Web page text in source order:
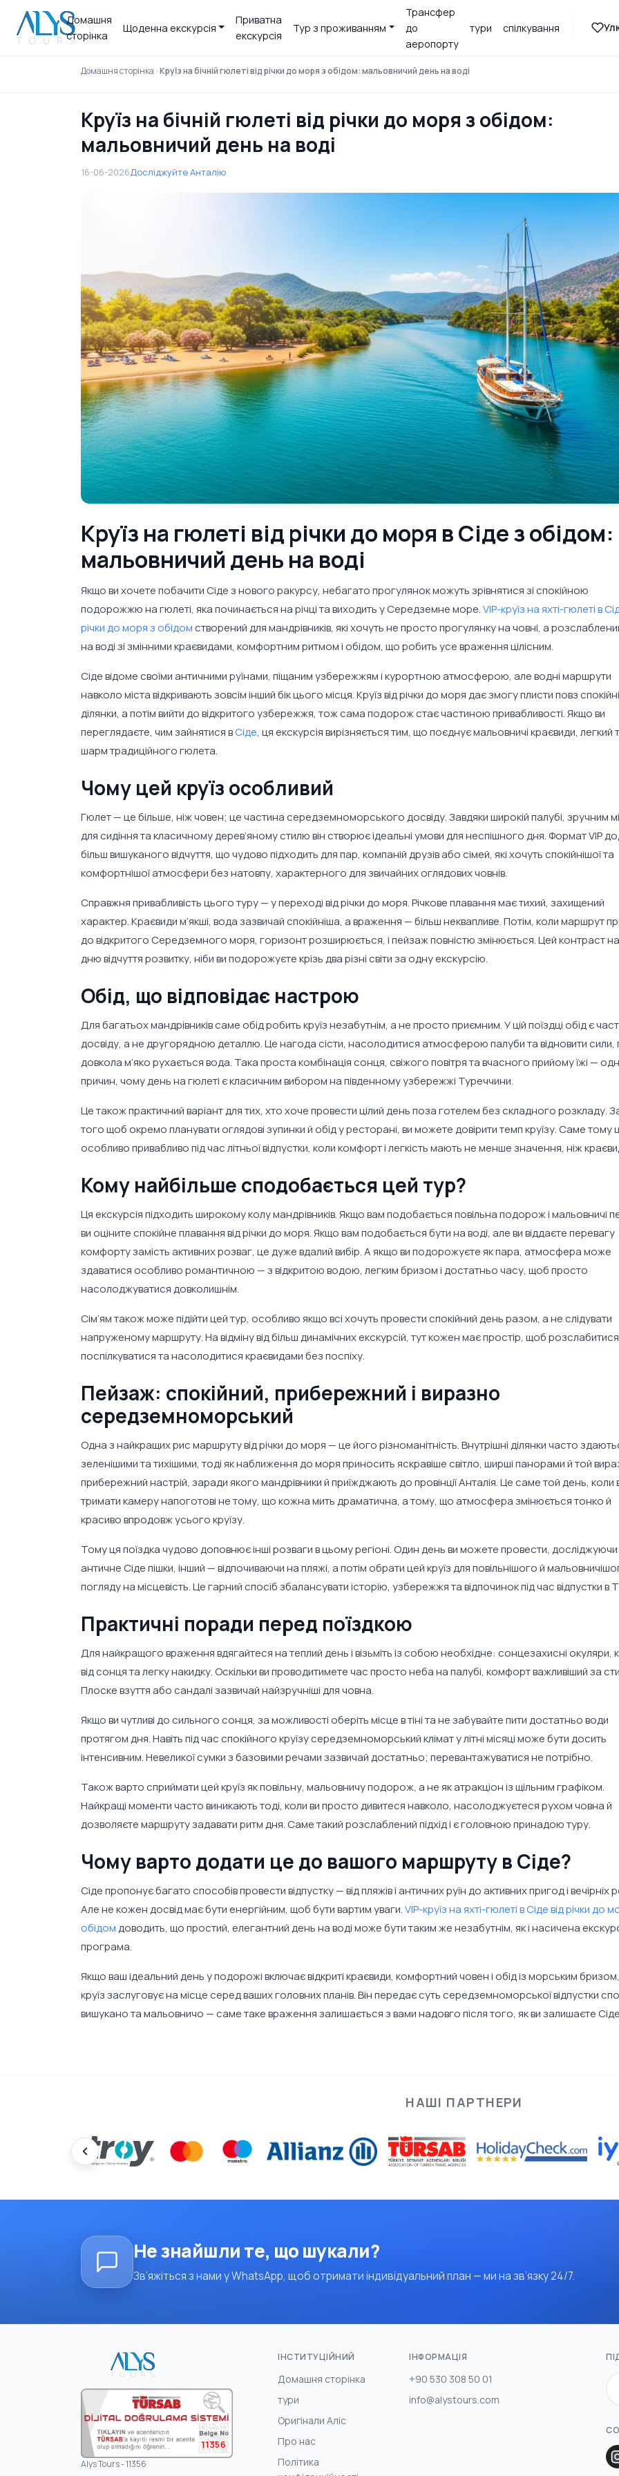
Домашня
сторінка
Щоденна екскурсія
Приватна
екскурсія
Тур з проживанням
Трансфер
до
аеропорту
тури спілкування
Домашня сторінка Круїз на бічній гюлеті від річки до моря з обідом: мальовничий день на воді
Круїз на бічній гюлеті від річки до моря з обідом:
мальовничий день на воді
16-06-2026Досліджуйте Анталію
Круїз на гюлеті від річки до моря в Сіде з обідом:
мальовничий день на воді
Якщо ви хочете побачити Сіде з нового ракурсу, небагато прогулянок можуть зрівнятися зі спокійною
подорожжю на гюлеті, яка починається на річці та виходить у Середземне море.VIP-круїз на яхті-гюлеті в
річки до моря з обідомстворений для мандрівників, які хочуть не просто прогулянку на човні, а
на воді зі змінними краєвидами, комфортним ритмом і обідом, що робить усе враження цілісним.
Сіде відоме своїми античними руїнами, піщаним узбережжям і курортною атмосферою, але водні маршрути
навколо міста відкривають зовсім інший бік цього місця. Круїз від річки до моря дає змогу плисти повз спокійні
ділянки, а потім вийти до відкритого узбережжя, тож сама подорож стає частиною привабливості. Якщо ви
переглядаєте, чим зайнятися вСіде, ця екскурсія вирізняється тим, що поєднує мальовничі краєвиди, легкий
шарм традиційного гюлета.
Чому цей круїз особливий
Гюлет — це більше, ніж човен; це частина середземноморського досвіду. Завдяки широкій палубі, зручним
для сидіння та класичному дерев’яному стилю він створює ідеальні умови для неспішного дня. Формат VIP
більш вишуканого відчуття, що чудово підходить для пар, компаній друзів або сімей, які хочуть спокійнішої та
комфортнішої атмосфери без натовпу, характерного для звичайних оглядових човнів.
Справжня привабливість цього туру — у переході від річки до моря. Річкове плавання має тихий, захищений
характер. Краєвиди м’якші, вода зазвичай спокійніша, а враження — більш неквапливе. Потім, коли маршрут
до відкритого Середземного моря, горизонт розширюється, і пейзаж повністю змінюється. Цей контраст
дню відчуття розвитку, ніби ви подорожуєте крізь два різні світи за одну екскурсію.
Обід, що відповідає настрою
Для багатьох мандрівників саме обід робить круїз незабутнім, а не просто приємним. У цій поїздці обід є
досвіду, а не другорядною деталлю. Це нагода сісти, насолодитися атмосферою палуби та відновити сили,
довкола м’яко рухається вода. Така проста комбінація сонця, свіжого повітря та вчасного прийому їжі —
причин, чому день на гюлеті є класичним вибором на південному узбережжі Туреччини.
Це також практичний варіант для тих, хто хоче провести цілий день поза готелем без складного розкладу.
того щоб окремо планувати оглядові зупинки й обід у ресторані, ви можете довірити темп круїзу. Саме тому
особливо привабливо під час літньої відпустки, коли комфорт і легкість мають не менше значення, ніж
Кому найбільше сподобається цей тур?
Ця екскурсія підходить широкому колу мандрівників. Якщо вам подобається повільна подорож і мальовничі
ви оціните спокійне плавання від річки до моря. Якщо вам подобається бути на воді, але ви віддаєте перевагу
комфорту замість активних розваг, це дуже вдалий вибір. А якщо ви подорожуєте як пара, атмосфера може
здаватися особливо романтичною — з відкритою водою, легким бризом і достатньо часу, щоб просто
насолоджуватися довколишнім.
Сім’ям також може підійти цей тур, особливо якщо всі хочуть провести спокійний день разом, а не слідувати
напруженому маршруту. На відміну від більш динамічних екскурсій, тут кожен має простір, щоб
поспілкуватися та насолодитися краєвидами без поспіху.
Пейзаж: спокійний, прибережний і виразно
середземноморський
Одна з найкращих рис маршруту від річки до моря — це його різноманітність. Внутрішні ділянки часто
зеленішими та тихішими, тоді як наближення до моря приносить яскравіше світло, ширші панорами й той
прибережний настрій, заради якого мандрівники й приїжджають до провінції Анталія. Це саме той день, коли
тримати камеру напоготові не тому, що кожна мить драматична, а тому, що атмосфера змінюється тонко й
красиво впродовж усього круїзу.
Тому ця поїздка чудово доповнює інші розваги в цьому регіоні. Один день ви можете провести, досліджуючи
античне Сіде пішки, інший — відпочиваючи на пляжі, а потім обрати цей круїз для повільнішого й
погляду на місцевість. Це гарний спосіб збалансувати історію, узбережжя та відпочинок під час відпустки в
Практичні поради перед поїздкою
Для найкращого враження вдягайтеся на теплий день і візьміть із собою необхідне: сонцезахисні окуляри,
від сонця та легку накидку. Оскільки ви проводитимете час просто неба на палубі, комфорт важливіший за
Плоске взуття або сандалі зазвичай найзручніші для човна.
Якщо ви чутливі до сильного сонця, за можливості оберіть місце в тіні та не забувайте пити достатньо води
протягом дня. Навіть під час спокійного круїзу середземноморський клімат у літні місяці може бути досить
інтенсивним. Невеликої сумки з базовими речами зазвичай достатньо; перевантажуватися не потрібно.
Також варто сприймати цей круїз як повільну, мальовничу подорож, а не як атракціон із щільним графіком.
Найкращі моменти часто виникають тоді, коли ви просто дивитеся навколо, насолоджуєтеся рухом човна й
дозволяєте маршруту задавати ритм дня. Саме такий розслаблений підхід і є головною принадою туру.
Чому варто додати це до вашого маршруту в Сіде?
Сіде пропонує багато способів провести відпустку — від пляжів і античних руїн до активних пригод і вечірніх
Але не кожен досвід має бути енергійним, щоб бути вартим уваги.VIP-круїз на яхті-гюлеті в Сіде від річки до
обідомдоводить, що простий, елегантний день на воді може бути таким же незабутнім, як і насичена
програма.
Якщо ваш ідеальний день у подорожі включає відкриті краєвиди, комфортний човен і обід із морським
круїз заслуговує на місце серед ваших головних планів. Він передає суть середземноморської відпустки
вишукано та мальовничо — саме таке враження залишається з вами надовго після того, як ви залишаєте
НАШІ ПАРТНЕРИ
Не знайшли те, що шукали?
Зв’яжіться з нами у WhatsApp, щоб отримати індивідуальний план — ми на зв’язку 24/7.
11356
Alys Tours - 11356
ІНСТИТУЦІЙНИЙ
Домашня сторінка
тури
Оригінали Аліс
Про нас
Політика
ІНФОРМАЦІЯ
+90 530 308 50 01
info@alystours.com